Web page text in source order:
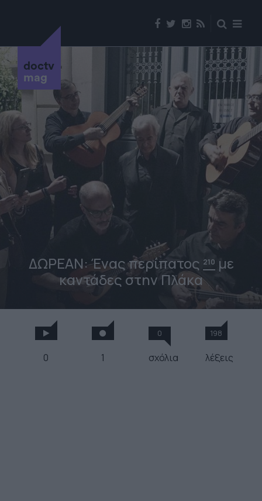
doctv
mag
ΔΩΡΕΑΝ: Ένας περίπατος 210 με
καντάδες στην Πλάκα
0 1
0
σχόλια
198
λέξεις